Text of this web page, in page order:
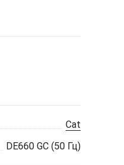
Cat
DE660 GC (50 Гц)